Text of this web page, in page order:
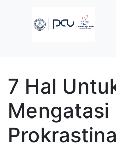
7 Hal
Mengatasi